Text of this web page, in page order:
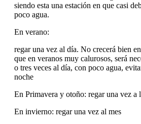
siendo esta una estación en que casi
poco agua.
En verano:
regar una vez al día. No crecerá bien
que en veranos muy calurosos, será
o tres veces al día, con poco agua,
noche
En Primavera y otoño: regar una vez a
En invierno: regar una vez al mes